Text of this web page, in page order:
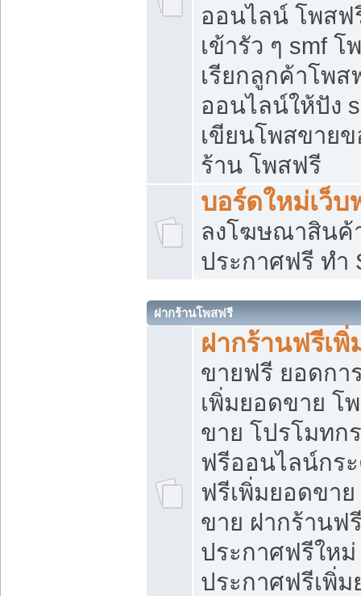
ออนไลน์ โพสฟ
เข้ารัว ๆ smf
เรียกลูกค้าโพส
ออนไลน์ให้ปัง
เขียนโพสขาย
ร้าน โพสฟรี
บอร์ดใหม่เว็บ
ลงโฆษณาสิน
ประกาศฟรี ทำ
ฝากร้านโพสฟรี
ฝากร้านฟรีเ
ขายฟรี ยอดกา
เพิ่มยอดขาย โ
ขาย โปรโมทก
ฟรีออนไลน์กร
ฟรีเพิ่มยอดขา
ขาย ฝากร้านฟ
ประกาศฟรีใหม่
ประกาศฟรีเพิ่